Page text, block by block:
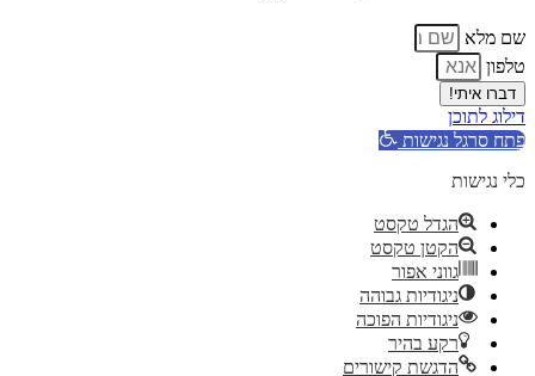
שם מלא
טלפון
דברו איתי!
דילוג לתוכן
פתח סרגל נגישות
כלי נגישות
הגדל טקסט
הקטן טקסט
גווני אפור
ניגודיות גבוהה
ניגודיות הפוכה
רקע בהיר
הדגשת קישורים